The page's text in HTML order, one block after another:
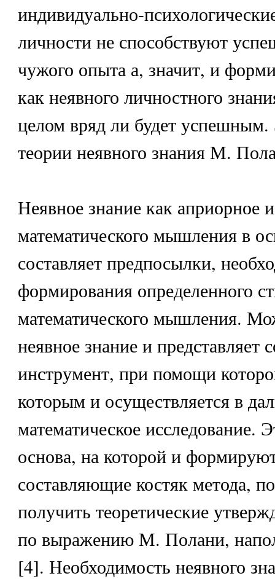
индивидуально-
личности не способствуют
чужого опыта а, значит, и
как неявного личностного
целом вряд ли будет успешным.
теории неявного знания М.
Неявное знание как априорное
математического мышления в
составляет предпосылки,
формирования определенного
математического мышления.
неявное знание и представляет
инструмент, при помощи
которым и осуществляется в
математическое исследование.
основа, на которой и
составляющие костяк метода,
получить теоретические
по выражению М. Полани,
[4]. Необходимость неявного